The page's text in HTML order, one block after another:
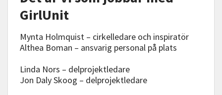
GirlUnit
Mynta Holmquist – cirkelledare och inspiratör
Althea Boman – ansvarig personal på plats
Linda Nors – delprojektledare
Jon Daly Skoog – delprojektledare